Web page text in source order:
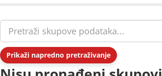
Prikaži napredno pretraživanje